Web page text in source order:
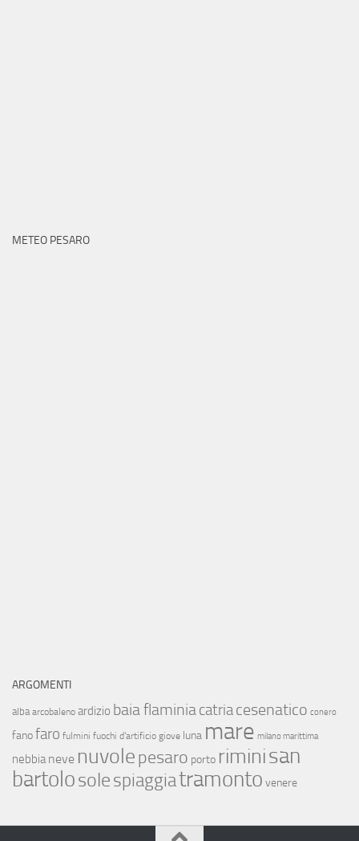
METEO PESARO
ARGOMENTI
alba arcobaleno ardizio baia flaminiacatriacesenatico conero
fanofaro fulmini fuochi d'artificio giove luna mare milano marittima
nebbia neve nuvolepesaro porto riminisan
bartolosolespiaggiatramonto venere